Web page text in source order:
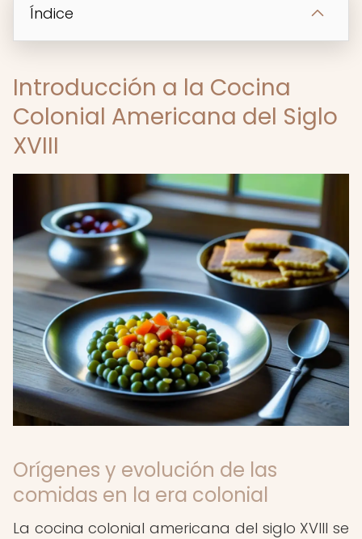
Índice
Introducción a la Cocina
Colonial Americana del Siglo
XVIII
Orígenes y evolución de las
comidas en la era colonial
La cocina colonial americana del siglo XVIII se